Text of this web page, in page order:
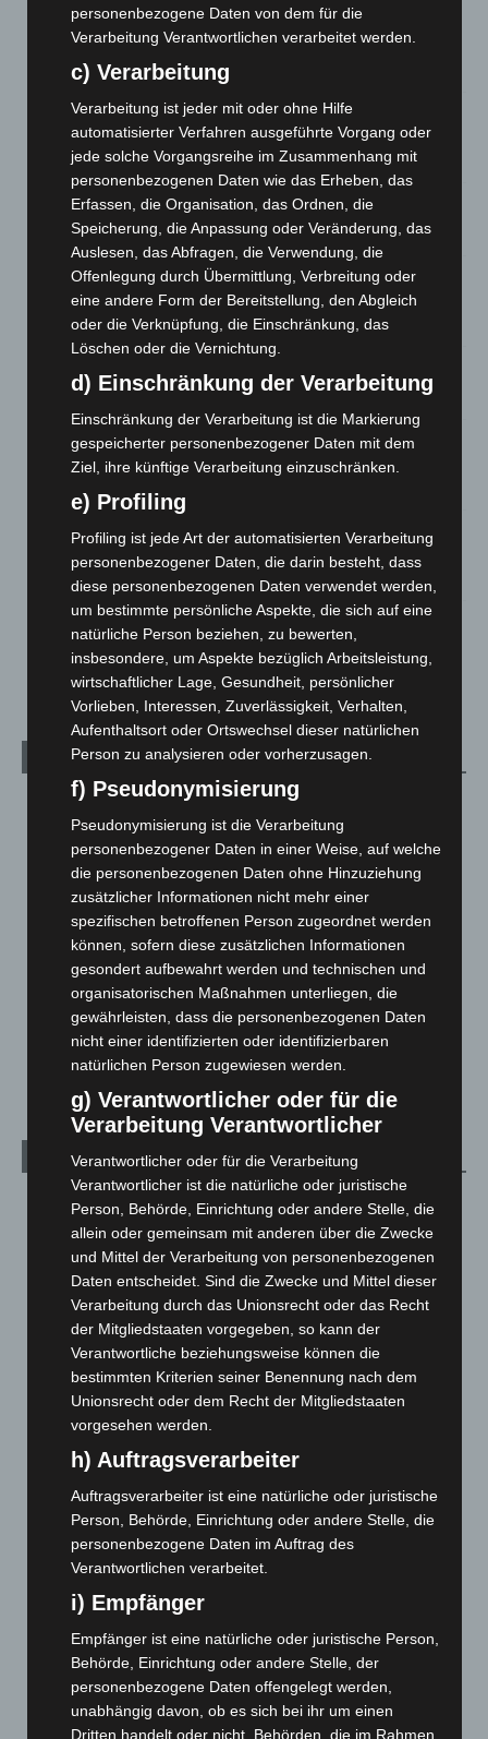
Region Hannover: 21 neue Notfallsanitäter starten beim
Roten Kreuz
5. August 2026
Mann läuft mit Hockeyschläger über A7 – Polizei sucht
Zeugen
5. August 2026
Celle: Mensch stirbt bei Bagger-Unfall auf Baustelle
5. August 2026
Gasleitung bei McDonald’s-Umbau in Langenhagen
beschädigt
5. August 2026
Anklage nach Abschaltung von „Archetyp Market“ erhoben
3. August 2026
Hannover: Polizei stoppt 166 Trunkenheitsfahrten bei
Großkontrolle
Hannover Klassik Open Air 2026: Französische Oper im
2. August 2026
Schwarz Digits und Zscaler starten souveräne Cloud-
Sicherheitsplattform für Europa
2. August 2026
Kategorien
Blaulicht
Corona-News
Hannover und Region
5.034
Langenhagen und Ortsteile
Leserbriefe
Menschen
Über uns
Veranstaltungen
Archiv
August 2026 (9)
Juli 2026(73)
Juni 2026 (139)
Mai 2026(99)
April 2026(99)
März 2026
(115)
Februar 2026(109)
Januar 2026(122)
Dezember 2025(103)
November 2025(114)
Oktober 2025(112)
September 2025(93)
August 2025(90)
Juli 2025
(90)
Juni 2025(103)
Mai 2025(112)
April 2025(88)
personenbezogene Daten von dem für die
Verarbeitung Verantwortlichen verarbeitet werden.
c) Verarbeitung
Verarbeitung ist jeder mit oder ohne Hilfe
automatisierter Verfahren ausgeführte Vorgang oder
jede solche Vorgangsreihe im Zusammenhang mit
personenbezogenen Daten wie das Erheben, das
Erfassen, die Organisation, das Ordnen, die
Speicherung, die Anpassung oder Veränderung, das
Auslesen, das Abfragen, die Verwendung, die
Offenlegung durch Übermittlung, Verbreitung oder
eine andere Form der Bereitstellung, den Abgleich
oder die Verknüpfung, die Einschränkung, das
Löschen oder die Vernichtung.
d) Einschränkung der Verarbeitung
Einschränkung der Verarbeitung ist die Markierung
gespeicherter personenbezogener Daten mit dem
Ziel, ihre künftige Verarbeitung einzuschränken.
e) Profiling
Profiling ist jede Art der automatisierten Verarbeitung
personenbezogener Daten, die darin besteht, dass
diese personenbezogenen Daten verwendet werden,
um bestimmte persönliche Aspekte, die sich auf eine
natürliche Person beziehen, zu bewerten,
insbesondere, um Aspekte bezüglich Arbeitsleistung,
wirtschaftlicher Lage, Gesundheit, persönlicher
Vorlieben, Interessen, Zuverlässigkeit, Verhalten,
Aufenthaltsort oder Ortswechsel dieser natürlichen
Person zu analysieren oder vorherzusagen.
f) Pseudonymisierung
Pseudonymisierung ist die Verarbeitung
personenbezogener Daten in einer Weise, auf welche
die personenbezogenen Daten ohne Hinzuziehung
zusätzlicher Informationen nicht mehr einer
spezifischen betroffenen Person zugeordnet werden
können, sofern diese zusätzlichen Informationen
gesondert aufbewahrt werden und technischen und
organisatorischen Maßnahmen unterliegen, die
gewährleisten, dass die personenbezogenen Daten
nicht einer identifizierten oder identifizierbaren
natürlichen Person zugewiesen werden.
g) Verantwortlicher oder für die
Verarbeitung Verantwortlicher
Verantwortlicher oder für die Verarbeitung
Verantwortlicher ist die natürliche oder juristische
Person, Behörde, Einrichtung oder andere Stelle, die
allein oder gemeinsam mit anderen über die Zwecke
und Mittel der Verarbeitung von personenbezogenen
Daten entscheidet. Sind die Zwecke und Mittel dieser
Verarbeitung durch das Unionsrecht oder das Recht
der Mitgliedstaaten vorgegeben, so kann der
Verantwortliche beziehungsweise können die
bestimmten Kriterien seiner Benennung nach dem
Unionsrecht oder dem Recht der Mitgliedstaaten
vorgesehen werden.
h) Auftragsverarbeiter
Auftragsverarbeiter ist eine natürliche oder juristische
Person, Behörde, Einrichtung oder andere Stelle, die
personenbezogene Daten im Auftrag des
Verantwortlichen verarbeitet.
i) Empfänger
Empfänger ist eine natürliche oder juristische Person,
Behörde, Einrichtung oder andere Stelle, der
personenbezogene Daten offengelegt werden,
unabhängig davon, ob es sich bei ihr um einen
Dritten handelt oder nicht. Behörden, die im Rahmen